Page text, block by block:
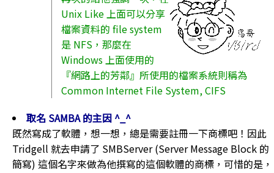
Unix Like 上面可以分享
檔案資料的 file system
是 NFS，那麼在
Windows 上面使用的
『網路上的芳鄰』所使用的檔案系統則稱為
Common Internet File System, CIFS
取名 SAMBA 的主因 ^_^
既然寫成了軟體，想一想，總是需要註冊一下商標吧！因此
Tridgell 就去申請了 SMBServer (Server Message Block 的
簡寫) 這個名字來做為他撰寫的這個軟體的商標，可惜的是，